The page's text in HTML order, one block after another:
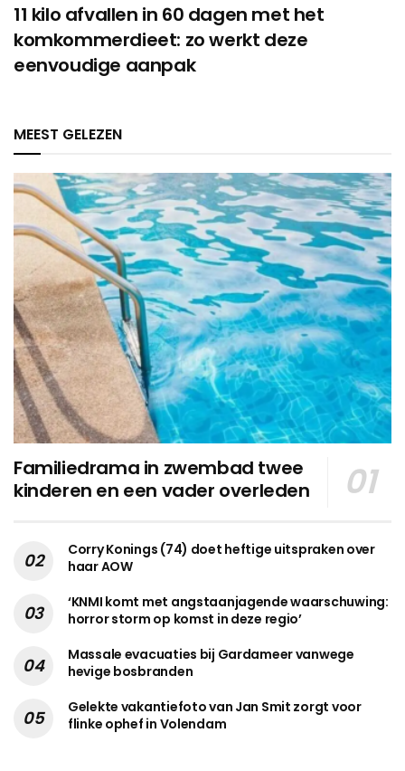
11 kilo afvallen in 60 dagen met het
komkommerdieet: zo werkt deze
eenvoudige aanpak
MEEST GELEZEN
Familiedrama in zwembad twee
kinderen en een vader overleden
Corry Konings (74) doet heftige uitspraken over
haar AOW
‘KNMI komt met angstaanjagende waarschuwing:
horror storm op komst in deze regio’
Massale evacuaties bij Gardameer vanwege
hevige bosbranden
Gelekte vakantiefoto van Jan Smit zorgt voor
flinke ophef in Volendam